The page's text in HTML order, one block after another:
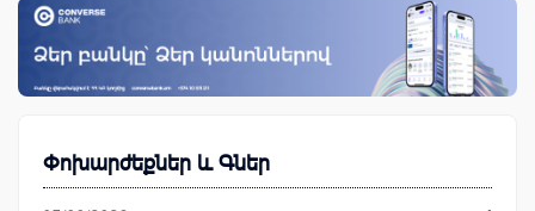
Փոխարժեքներ և Գներ